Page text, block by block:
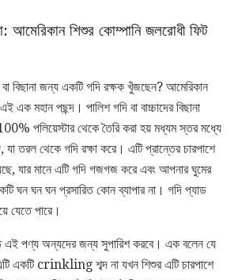
আমেরিকান শিশুর কোম্পানি জলরোধী ফিট
বিছানা জন্য একটি গদি রক্ষক খুঁজছেন? আমেরিকান
এক মহান পছন্দ। পালিশ গদি বা বাচ্চাদের বিছানা
পলিয়েস্টার থেকে তৈরি করা হয় মধ্যম স্তর মধ্যে
তরল থেকে গদি রক্ষা করে। এটি প্রান্তের চারপাশে
যার মানে এটি গদি গজগজ করে এবং আপনার ঘুমের
ঘন ঘন ঘন প্রসারিত কোন ব্যাপার না। গদি প্যাড
যেতে পারে।
এই পণ্য অন্যদের জন্য সুপারিশ করবে। এক বলেন যে
একটি crinkling শব্দ না যখন শিশুর এটি চারপাশে